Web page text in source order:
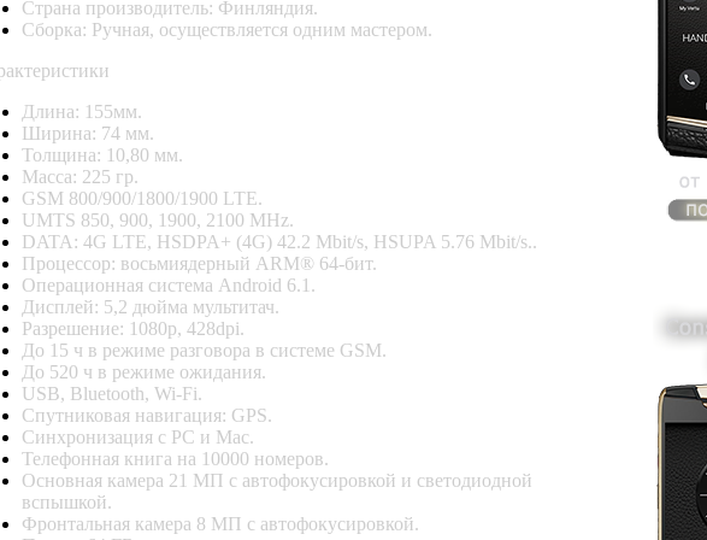
Страна производитель: Финляндия.
Сборка: Ручная, осуществляется одним мастером.
Длина: 155мм.
Ширина: 74 мм.
Толщина: 10,80 мм.
Масса: 225 гр.
GSM 800/900/1800/1900 LTE.
UMTS 850, 900, 1900, 2100 MHz.
DATA: 4G LTE, HSDPA+ (4G) 42.2 Mbit/s, HSUPA 5.76 Mbit/s..
Процессор: восьмиядерный ARM® 64-бит.
Операционная система Android 6.1.
Дисплей: 5,2 дюйма мультитач.
Разрешение: 1080p, 428dpi.
До 15 ч в режиме разговора в системе GSM.
До 520 ч в режиме ожидания.
USB, Bluetooth, Wi-Fi.
Спутниковая навигация: GPS.
Синхронизация с PC и Mac.
Телефонная книга на 10000 номеров.
Основная камера 21 МП с автофокусировкой и светодиодной
вспышкой.
Фронтальная камера 8 МП с автофокусировкой.